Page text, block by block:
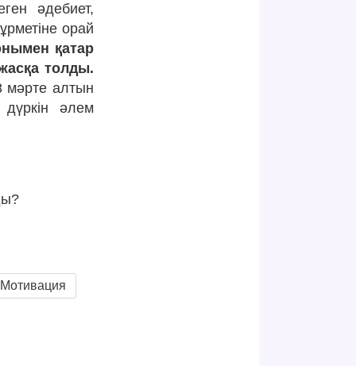
әдебиет,
орай
қатар
толды.
мәрте алтын
әлем
Мотивация